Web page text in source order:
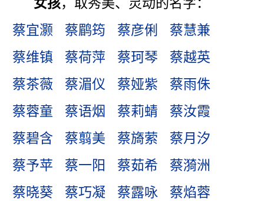
女孩，取秀美、灵动的名字：
蔡宜灏
蔡鹛筠 蔡彦俐
蔡慧兼
蔡维镇
蔡荷萍 蔡珂琴
蔡越英
蔡茶薇
蔡湄仪 蔡娅紫
蔡雨侏
蔡蓉童
蔡语烟 蔡莉蜻
蔡汝霞
蔡碧含
蔡翦美 蔡旖萦
蔡月汐
蔡予苹
蔡一阳 蔡茹希
蔡漪洲
蔡晓葵
蔡巧凝 蔡露咏
蔡焰蓉